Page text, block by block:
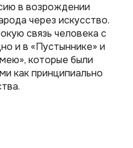
в возрождении
через искусство.
связь человека с
и в «Пустыннике» и
которые были
как принципиально